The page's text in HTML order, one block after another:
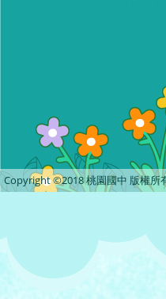
Copyright ©2018 桃園國中 版權所